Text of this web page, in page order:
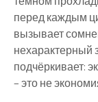
перед каждым
вызывает
нехарактерный
подчёркивает:
– это не